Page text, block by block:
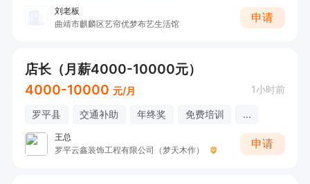
刘老板
曲靖市麒麟区艺帘优梦布艺生活馆
申请
店长（月薪4000-10000元）
4000-10000 元/月 1小时前
罗平县 交通补助 年终奖 免费培训 ...
王总
罗平云鑫装饰工程有限公司（梦天木作）
申请